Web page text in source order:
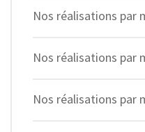
Nos réalisations par
Nos réalisations par
Nos réalisations par